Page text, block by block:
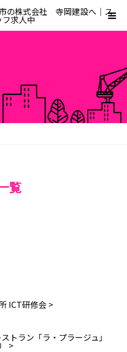
覧
ICT研修会 >
トラン「ラ・プラージュ」
>